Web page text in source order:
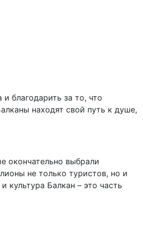
благодарить за то, что
находят свой путь к душе,
окончательно выбрали
не только туристов, но и
Балкан – это часть